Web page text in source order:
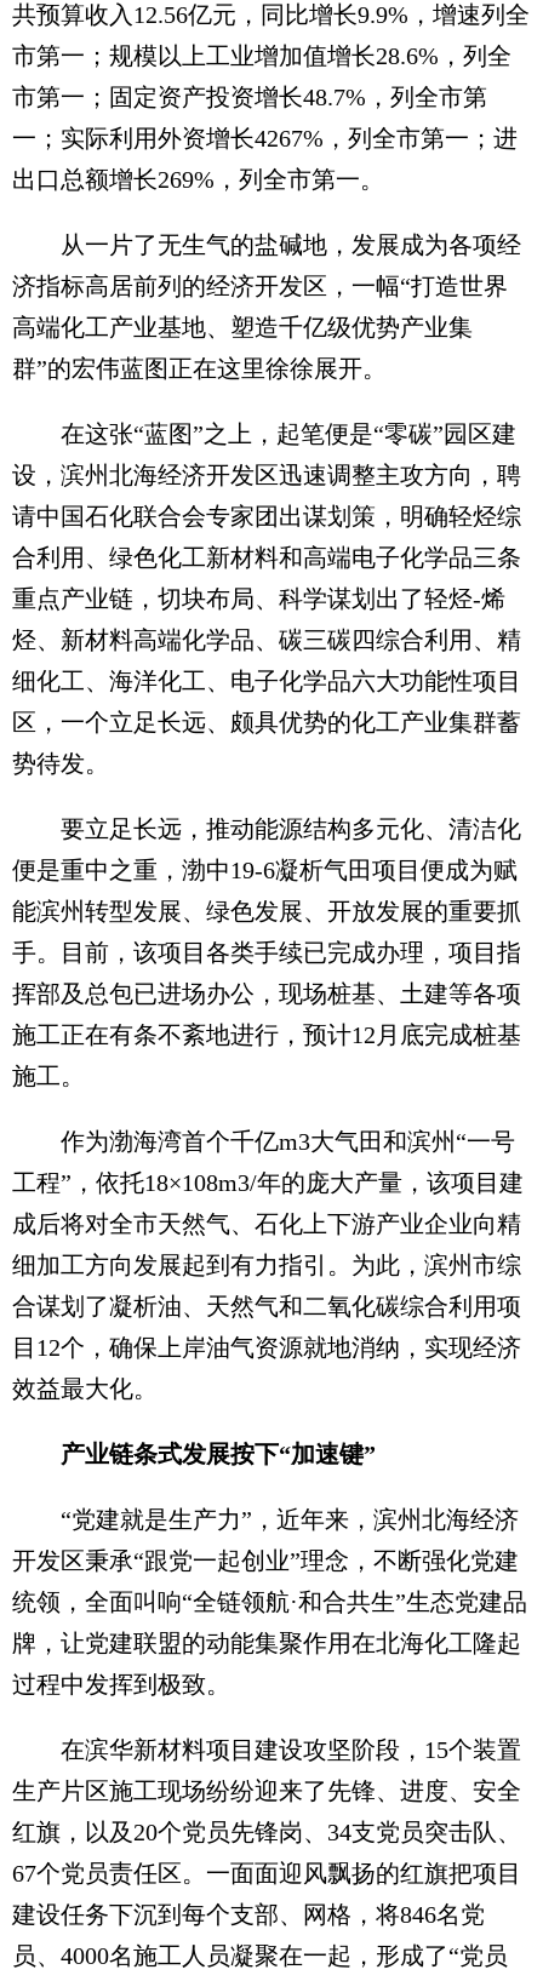
共预算收入12.56亿元，同比增长9.9%，增速列全
市第一；规模以上工业增加值增长28.6%，列全
市第一；固定资产投资增长48.7%，列全市第
一；实际利用外资增长4267%，列全市第一；进
出口总额增长269%，列全市第一。
从一片了无生气的盐碱地，发展成为各项经
济指标高居前列的经济开发区，一幅“打造世界
高端化工产业基地、塑造千亿级优势产业集
群”的宏伟蓝图正在这里徐徐展开。
在这张“蓝图”之上，起笔便是“零碳”园区建
设，滨州北海经济开发区迅速调整主攻方向，聘
请中国石化联合会专家团出谋划策，明确轻烃综
合利用、绿色化工新材料和高端电子化学品三条
重点产业链，切块布局、科学谋划出了轻烃-烯
烃、新材料高端化学品、碳三碳四综合利用、精
细化工、海洋化工、电子化学品六大功能性项目
区，一个立足长远、颇具优势的化工产业集群蓄
势待发。
要立足长远，推动能源结构多元化、清洁化
便是重中之重，渤中19-6凝析气田项目便成为赋
能滨州转型发展、绿色发展、开放发展的重要抓
手。目前，该项目各类手续已完成办理，项目指
挥部及总包已进场办公，现场桩基、土建等各项
施工正在有条不紊地进行，预计12月底完成桩基
施工。
作为渤海湾首个千亿m3大气田和滨州“一号
工程”，依托18×108m3/年的庞大产量，该项目建
成后将对全市天然气、石化上下游产业企业向精
细加工方向发展起到有力指引。为此，滨州市综
合谋划了凝析油、天然气和二氧化碳综合利用项
目12个，确保上岸油气资源就地消纳，实现经济
效益最大化。
产业链条式发展按下“加速键”
“党建就是生产力”，近年来，滨州北海经济
开发区秉承“跟党一起创业”理念，不断强化党建
统领，全面叫响“全链领航·和合共生”生态党建品
牌，让党建联盟的动能集聚作用在北海化工隆起
过程中发挥到极致。
在滨华新材料项目建设攻坚阶段，15个装置
生产片区施工现场纷纷迎来了先锋、进度、安全
红旗，以及20个党员先锋岗、34支党员突击队、
67个党员责任区。一面面迎风飘扬的红旗把项目
建设任务下沉到每个支部、网格，将846名党
员、4000名施工人员凝聚在一起，形成了“党员